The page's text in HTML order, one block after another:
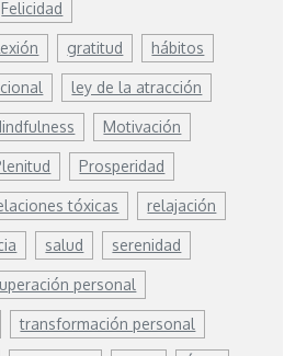
Felicidad
gratitud hábitos
ley de la atracción
Motivación
Prosperidad
tóxicas relajación
salud serenidad
personal
transformación personal